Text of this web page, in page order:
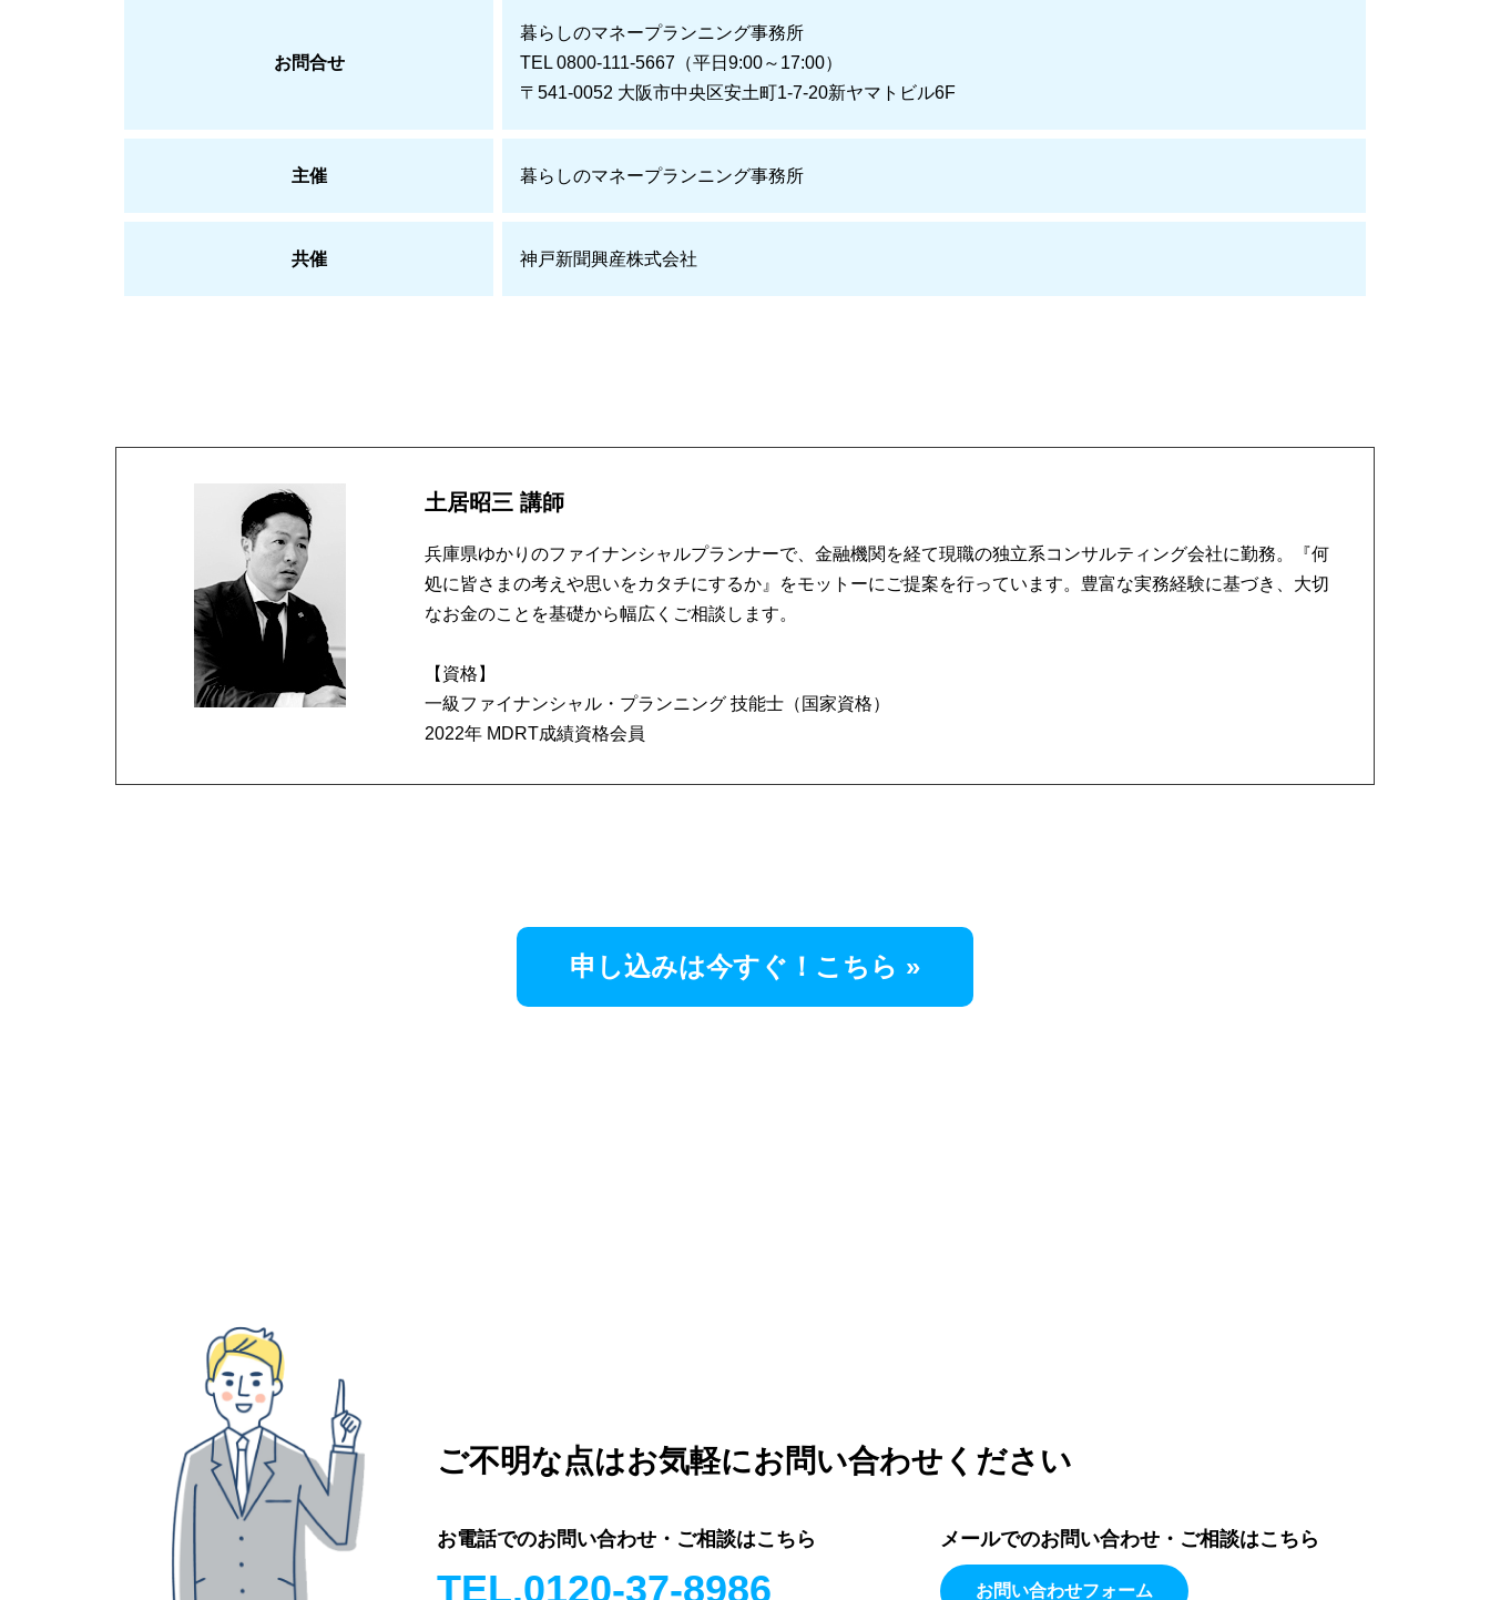
お問合せ
暮らしのマネープランニング事務所
TEL 0800-111-5667（平日9:00～17:00）
〒541-0052 大阪市中央区安土町1-7-20新ヤマトビル6F
主催 暮らしのマネープランニング事務所
共催 神戸新聞興産株式会社
土居昭三 講師
兵庫県ゆかりのファイナンシャルプランナーで、金融機関を経て現職の独立系コンサルティング会社に勤務。『何
処に皆さまの考えや思いをカタチにするか』をモットーにご提案を行っています。豊富な実務経験に基づき、大切
なお金のことを基礎から幅広くご相談します。
【資格】
一級ファイナンシャル・プランニング 技能士（国家資格）
2022年 MDRT成績資格会員
申し込みは今すぐ！こちら »
ご不明な点はお気軽にお問い合わせください
お電話でのお問い合わせ・ご相談はこちら
TEL.0120-37-8986
メールでのお問い合わせ・ご相談はこちら
お問い合わせフォーム